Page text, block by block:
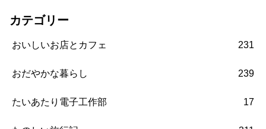
カテゴリー
おいしいお店とカフェ 231
おだやかな暮らし 239
たいあたり電子工作部 17